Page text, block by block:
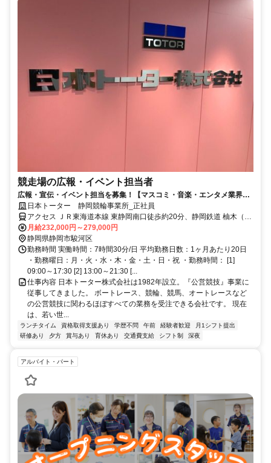
競走場の広報・イベント担当者
広報・宣伝・イベント担当を募集！【マスコミ・音楽・エンタメ業界経
験者歓迎】
日本トーター 静岡競輪事業所_正社員
アクセス ＪＲ東海道本線 東静岡南口徒歩約20分、静岡鉄道 柚木（静
岡鉄道）徒歩約22分、静岡鉄道 春日町徒歩約25分
月給232,000円～279,000円
静岡県静岡市駿河区
勤務時間 実働時間：7時間30分/日 平均勤務日数：1ヶ月あたり20日
・勤務曜日：月・火・水・木・金・土・日・祝 ・勤務時間： [1]
09:00～17:30 [2] 13:00～21:30 [...
仕事内容 日本トーター株式会社は1982年設立。『公営競技』事業に
従事してきました。 ボートレース、競輪、競馬、オートレースなど
の公営競技に関わるほぼすべての業務を受注できる会社です。 現在
は、若い世...
ランチタイム 資格取得支援あり 学歴不問 午前 経験者歓迎
月1シフト提出
研修あり
夕方 賞与あり 育休あり 交通費支給 シフト制 深夜
アルバイト・パート